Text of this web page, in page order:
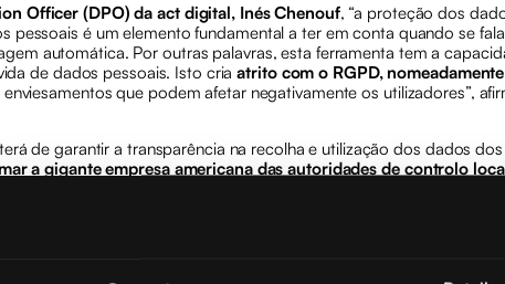
Officer (DPO) da act digital, Inés Chenouf, “a proteção dos
pessoais é um elemento fundamental a ter em conta quando se
automática. Por outras palavras, esta ferramenta tem a
de dados pessoais. Isto cria atrito com o RGPD,
que podem afetar negativamente os utilizadores”,
de garantir a transparência na recolha e utilização dos dados
a gigante empresa americana das autoridades de controlo
“Isto é ainda mais importante após a decisão da Comissão
que os dados utilizados pela Bard podem ser transferidos
questão tão fundamental”.